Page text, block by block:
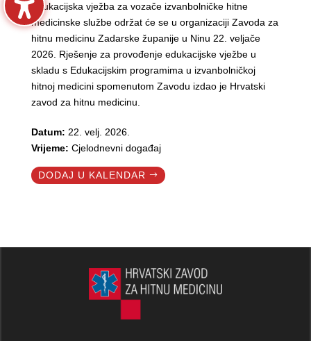
Edukacijska vježba za vozače izvanbolničke hitne
medicinske službe održat će se u organizaciji Zavoda za
hitnu medicinu Zadarske županije u Ninu 22. veljače
2026. Rješenje za provođenje edukacijske vježbe u
skladu s Edukacijskim programima u izvanbolničkoj
hitnoj medicini spomenutom Zavodu izdao je Hrvatski
zavod za hitnu medicinu.
Datum: 22. velj. 2026.
Vrijeme: Cjelodnevni događaj
DODAJ U KALENDAR